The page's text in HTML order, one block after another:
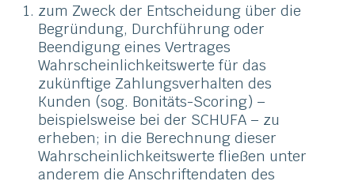
zum Zweck der Entscheidung über die
Begründung, Durchführung oder
Beendigung eines Vertrages
Wahrscheinlichkeitswerte für das
zukünftige Zahlungsverhalten des
Kunden (sog. Bonitäts-Scoring) –
beispielsweise bei der SCHUFA – zu
erheben; in die Berechnung dieser
Wahrscheinlichkeitswerte fließen unter
anderem die Anschriftendaten des